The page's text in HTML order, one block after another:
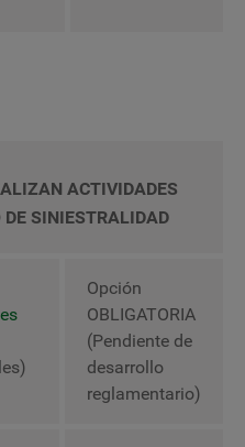
ACTIVIDADES
DE SINIESTRALIDAD
Opción
OBLIGATORIA
(Pendiente de
desarrollo
reglamentario)